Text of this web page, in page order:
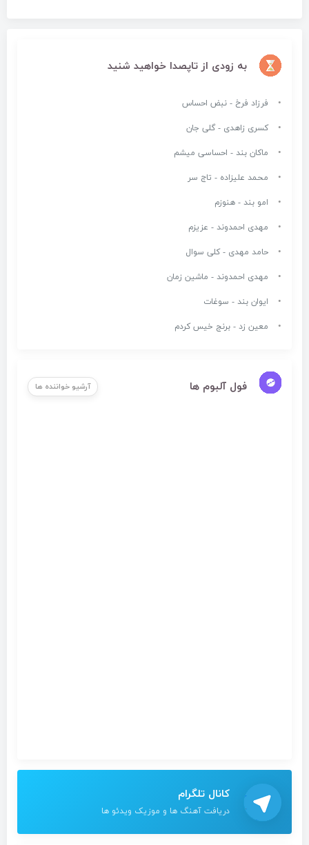
به زودی از تاپصدا خواهید شنید
فرزاد فرخ - نبض احساس
کسری زاهدی - گلی جان
ماکان بند - احساسی میشم
محمد علیزاده - تاج سر
امو بند - هنوزم
مهدی احمدوند - عزیزم
حامد مهدی - کلی سوال
مهدی احمدوند - ماشین زمان
ایوان بند - سوغات
معین زد - برنج خیس کردم
فول آلبوم ها آرشیو خواننده ها
کانال تلگرام
دریافت آهنگ ها و موزیک ویدئو ها